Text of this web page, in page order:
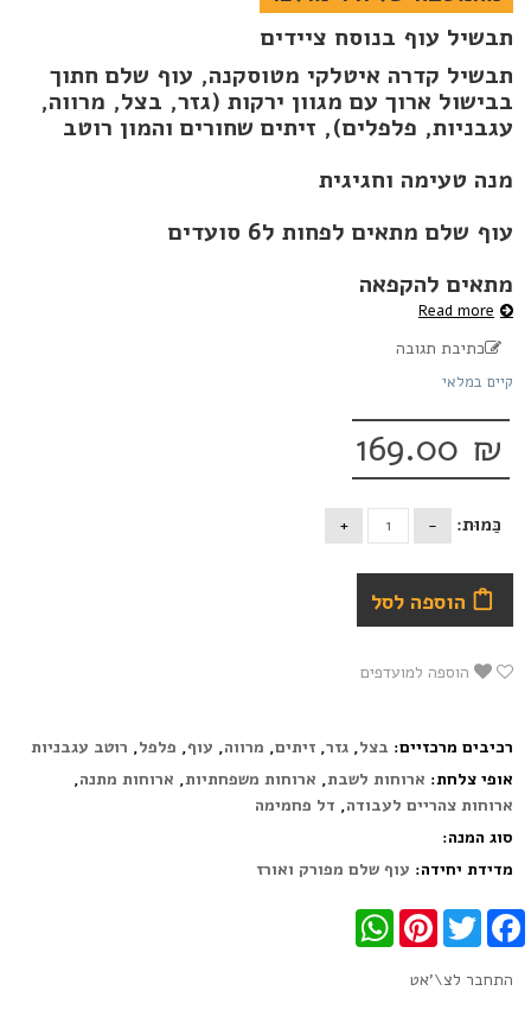
תבשיל עוף בנוסח ציידים
תבשיל קדרה איטלקי מטוסקנה, עוף שלם חתוך
בבישול ארוך עם מגוון ירקות (גזר, בצל, מרווה,
עגבניות, פלפלים), זיתים שחורים והמון רוטב
מנה טעימה וחגיגית
עוף שלם מתאים לפחות ל6 סועדים
מתאים להקפאה
Read more
כתיבת תגובה
קיים במלאי
169.00 ₪
כַּמוּת:
הוספה לסל
הוספה למועדפים
רכיבים מרכזיים: בצל, גזר, זיתים, מרווה, עוף, פלפל, רוטב עגבניות
אופי צלחת: ארוחות לשבת, ארוחות משפחתיות, ארוחות מתנה,
ארוחות צהריים לעבודה, דל פחמימה
סוג המנה:
מדידת יחידה: עוף שלם מפורק ואורז
Facebook
Twitter
Pinterest
WhatsApp
התחבר לצ\'אט